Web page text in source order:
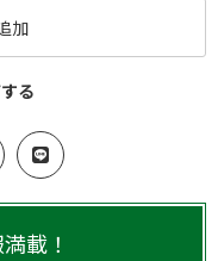
加
る
載！